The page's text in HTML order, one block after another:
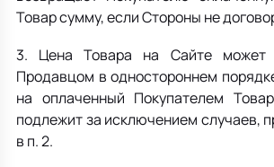
Товар сумму, если Стороны не
3. Цена Товара на Сайте может
Продавцом в одностороннем
на оплаченный Покупателем
подлежит за исключением случаев,
в п. 2.